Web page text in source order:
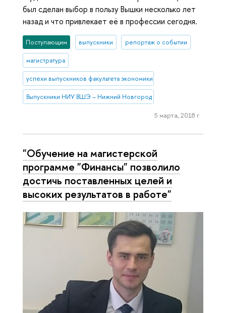
был сделан выбор в пользу Вышки несколько лет
назад и что привлекает её в профессии сегодня.
Поступающим выпускники репортаж о событии
магистратура
успехи выпускников факультета экономики
Выпускники НИУ ВШЭ – Нижний Новгород
5 марта, 2018 г.
"Обучение на магистерской
программе "Финансы" позволило
достичь поставленных целей и
высоких результатов в работе"